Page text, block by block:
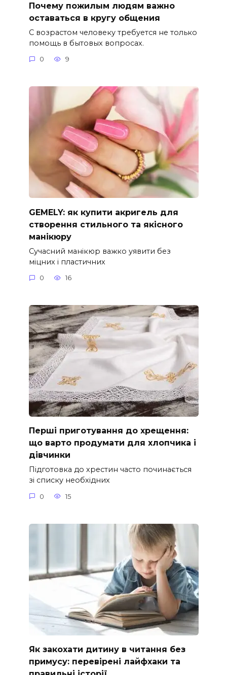
Почему пожилым людям важно
оставаться в кругу общения
С возрастом человеку требуется не только
помощь в бытовых вопросах.
0 9
GEMELY: як купити акригель для
створення стильного та якісного
манікюру
Сучасний манікюр важко уявити без
міцних і пластичних
0 16
Перші приготування до хрещення:
що варто продумати для хлопчика і
дівчинки
Підготовка до хрестин часто починається
зі списку необхідних
0 15
Як закохати дитину в читання без
примусу: перевірені лайфхаки та